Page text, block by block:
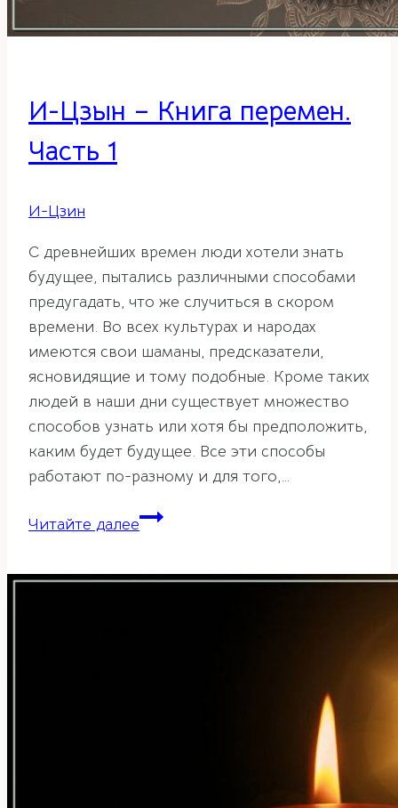
И-Цзын – Книга перемен.
Часть 1
И-Цзин
С древнейших времен люди хотели знать
будущее, пытались различными способами
предугадать, что же случиться в скором
времени. Во всех культурах и народах
имеются свои шаманы, предсказатели,
ясновидящие и тому подобные. Кроме таких
людей в наши дни существует множество
способов узнать или хотя бы предположить,
каким будет будущее. Все эти способы
работают по-разному и для того,…
Читайте далееИ-